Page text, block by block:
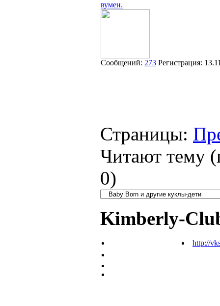
вумен.
Сообщений: 273 Регистрация:
Страницы:
Читают тему
0)
Kimberly-
http://